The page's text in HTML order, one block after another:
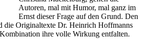
Autoren, mal mit Humor, mal ganz im
Ernst dieser Frage auf den Grund. Den
die Originaltexte Dr. Heinrich Hoffmanns
ihre volle Wirkung entfalten.